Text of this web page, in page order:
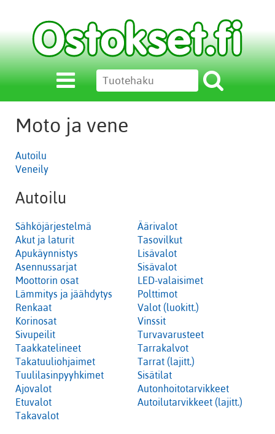
Moto ja vene
Autoilu
Veneily
Autoilu
Sähköjärjestelmä
Akut ja laturit
Apukäynnistys
Asennussarjat
Moottorin osat
Lämmitys ja jäähdytys
Renkaat
Korinosat
Sivupeilit
Taakkatelineet
Takatuuliohjaimet
Tuulilasinpyyhkimet
Ajovalot
Etuvalot
Takavalot
Äärivalot
Tasovilkut
Lisävalot
Sisävalot
LED-valaisimet
Polttimot
Valot (luokitt.)
Vinssit
Turvavarusteet
Tarrakalvot
Tarrat (lajitt.)
Sisätilat
Autonhoitotarvikkeet
Autoilutarvikkeet (lajitt.)